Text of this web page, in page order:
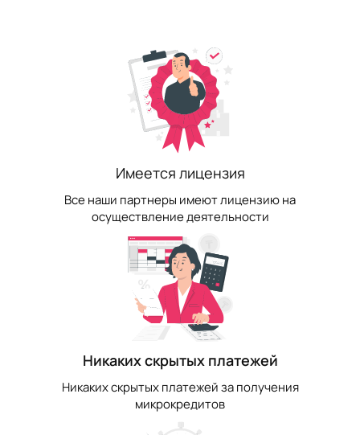
Имеется лицензия
Все наши партнеры имеют лицензию на
осуществление деятельности
Никаких скрытых платежей
Никаких скрытых платежей за получения
микрокредитов